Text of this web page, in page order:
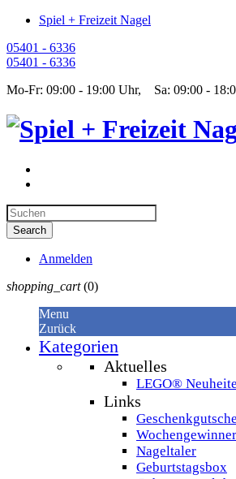
Spiel + Freizeit Nagel
05401 - 6336
05401 - 6336
Mo-Fr: 09:00 - 19:00 Uhr, Sa: 09:00 -
Anmelden
shopping_cart (0)
Menu
Zurück
Kategorien
Aktuelles
LEGO®
Links
Wochengewinner
Nageltaler
Geburtstagsbox